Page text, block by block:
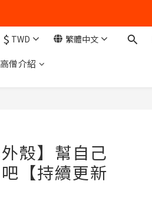
$ TWD 繁體中文
僧介紹
殼】幫自己
【持續更新